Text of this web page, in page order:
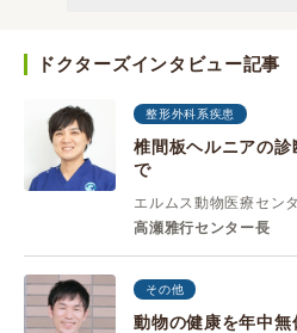
ドクターズインタビュー記事
整形外科系疾患
椎間板ヘルニアの診
で
エルムス動物医療セン
高瀬雅行センター長
その他
動物の健康を年中